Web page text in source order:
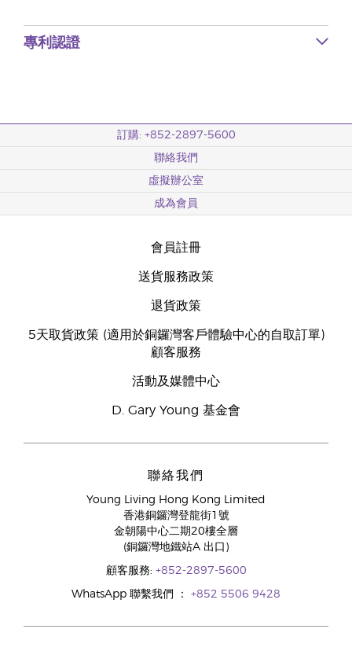
專利認證
訂購: +852-2897-5600
聯絡我們
虛擬辦公室
成為會員
會員註冊
送貨服務政策
退貨政策
5天取貨政策 (適用於銅鑼灣客戶體驗中心的自取訂單)
顧客服務
活動及媒體中心
D. Gary Young 基金會
聯絡我們
Young Living Hong Kong Limited
香港銅鑼灣登龍街1號
金朝陽中心二期20樓全層
(銅鑼灣地鐵站A 出口)
顧客服務: +852-2897-5600
WhatsApp 聯繫我們 ： +852 5506 9428